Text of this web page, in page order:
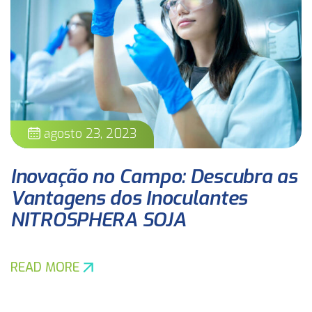
agosto 23, 2023
Inovação no Campo: Descubra as
Vantagens dos Inoculantes
NITROSPHERA SOJA
READ MORE